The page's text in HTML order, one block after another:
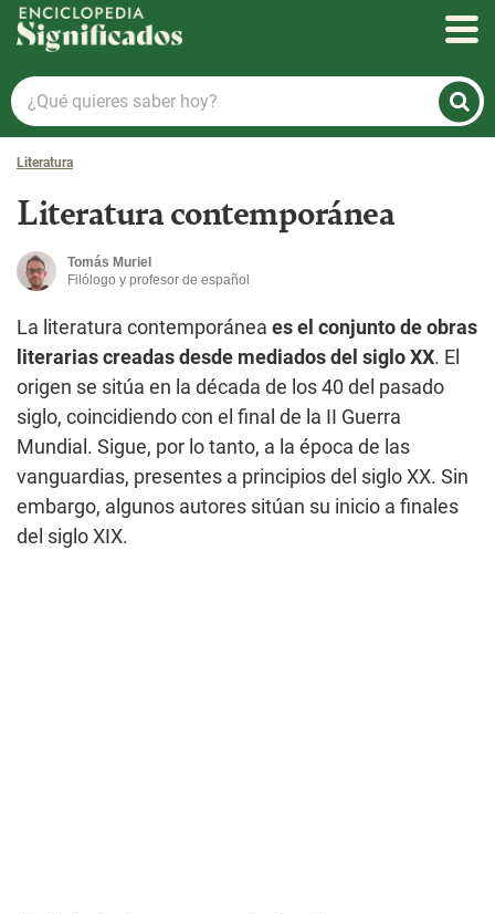
Enciclopedia Significados
¿Qué
quieres
saber
hoy?
Literatura
Literatura contemporánea
Tomás Muriel
Filólogo y profesor de español
La literatura contemporánea es el conjunto de obras
literarias creadas desde mediados del siglo XX. El
origen se sitúa en la década de los 40 del pasado
siglo, coincidiendo con el final de la II Guerra
Mundial. Sigue, por lo tanto, a la época de las
vanguardias, presentes a principios del siglo XX. Sin
embargo, algunos autores sitúan su inicio a finales
del siglo XIX.